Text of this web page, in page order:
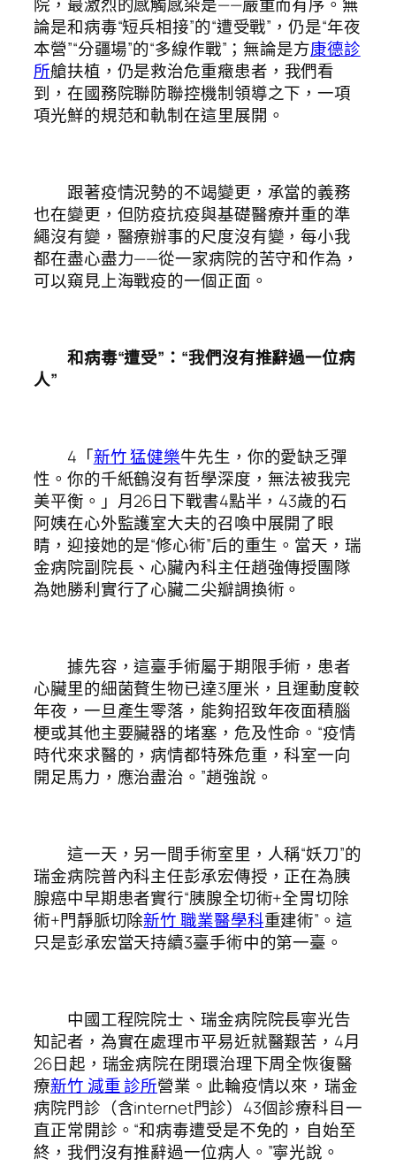
院，最激烈的感觸感染是——嚴重而有序。無
論是和病毒“短兵相接”的“遭受戰”，仍是“年夜
本營”“分疆場”的“多線作戰”；無論是方康德診
所艙扶植，仍是救治危重癥患者，我們看
到，在國務院聯防聯控機制領導之下，一項
項光鮮的規范和軌制在這里展開。
跟著疫情況勢的不竭變更，承當的義務
也在變更，但防疫抗疫與基礎醫療并重的準
繩沒有變，醫療辦事的尺度沒有變，每小我
都在盡心盡力——從一家病院的苦守和作為，
可以窺見上海戰疫的一個正面。
和病毒“遭受”：“我們沒有推辭過一位病
人”
4「新竹 猛健樂牛先生，你的愛缺乏彈
性。你的千紙鶴沒有哲學深度，無法被我完
美平衡。」月26日下戰書4點半，43歲的石
阿姨在心外監護室大夫的召喚中展開了眼
睛，迎接她的是“修心術”后的重生。當天，瑞
金病院副院長、心臟內科主任趙強傳授團隊
為她勝利實行了心臟二尖瓣調換術。
據先容，這臺手術屬于期限手術，患者
心臟里的細菌贅生物已達3厘米，且運動度較
年夜，一旦產生零落，能夠招致年夜面積腦
梗或其他主要臟器的堵塞，危及性命。“疫情
時代來求醫的，病情都特殊危重，科室一向
開足馬力，應治盡治。”趙強說。
這一天，另一間手術室里，人稱“妖刀”的
瑞金病院普內科主任彭承宏傳授，正在為胰
腺癌中早期患者實行“胰腺全切術+全胃切除
術+門靜脈切除新竹 職業醫學科重建術”。這
只是彭承宏當天持續3臺手術中的第一臺。
中國工程院院士、瑞金病院院長寧光告
知記者，為實在處理市平易近就醫艱苦，4月
26日起，瑞金病院在閉環治理下周全恢復醫
療新竹 減重 診所營業。此輪疫情以來，瑞金
病院門診（含internet門診）43個診療科目一
直正常開診。“和病毒遭受是不免的，自始至
終，我們沒有推辭過一位病人。”寧光說。